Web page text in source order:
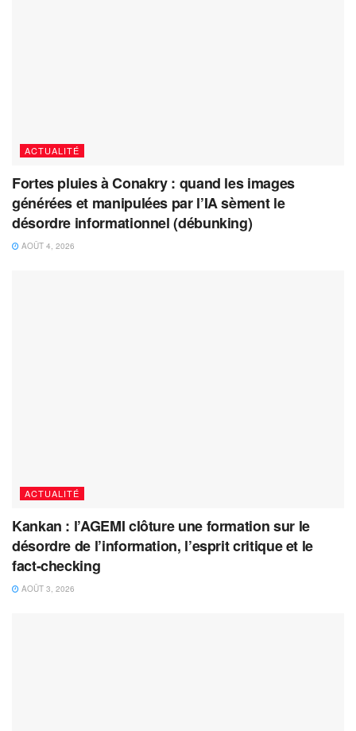
ACTUALITÉ
Fortes pluies à Conakry : quand les images
générées et manipulées par l’IA sèment le
désordre informationnel (débunking)
AOÛT 4, 2026
ACTUALITÉ
Kankan : l’AGEMI clôture une formation sur le
désordre de l’information, l’esprit critique et le
fact-checking
AOÛT 3, 2026